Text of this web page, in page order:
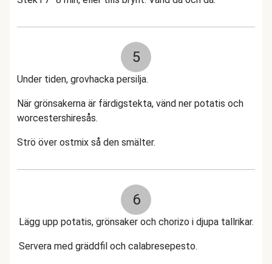
5
Under tiden, grovhacka persilja.
När grönsakerna är färdigstekta, vänd ner potatis och
worcestershiresås.
Strö över ostmix så den smälter.
6
Lägg upp potatis, grönsaker och chorizo i djupa tallrikar.
Servera med gräddfil och calabresepesto.